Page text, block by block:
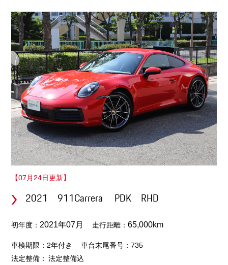
【07月24日更新】
2021 911Carrera PDK RHD
初年度：2021年07月 走行距離：65,000km
車検期限：2年付き
車台末尾番号：735
法定整備： 法定整備込